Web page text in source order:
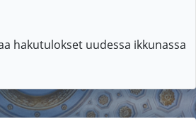
hakutulokset uudessa ikkunassa